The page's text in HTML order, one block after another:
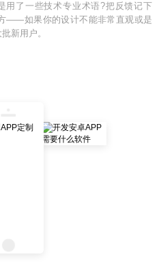
用了一些技术专业术语?把反馈记下
——如果你的设计不能非常直观或是
新用户。